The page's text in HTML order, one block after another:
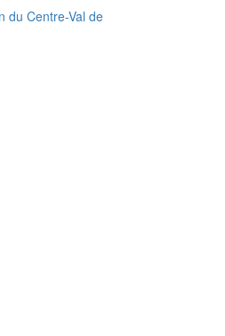
du Centre-Val de